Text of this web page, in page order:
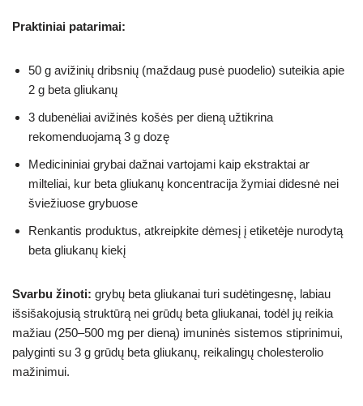
Praktiniai patarimai:
50 g avižinių dribsnių (maždaug pusė puodelio) suteikia apie
2 g beta gliukanų
3 dubenėliai avižinės košės per dieną užtikrina
rekomenduojamą 3 g dozę
Medicininiai grybai dažnai vartojami kaip ekstraktai ar
milteliai, kur beta gliukanų koncentracija žymiai didesnė nei
šviežiuose grybuose
Renkantis produktus, atkreipkite dėmesį į etiketėje nurodytą
beta gliukanų kiekį
Svarbu žinoti: grybų beta gliukanai turi sudėtingesnę, labiau
išsišakojusią struktūrą nei grūdų beta gliukanai, todėl jų reikia
mažiau (250–500 mg per dieną) imuninės sistemos stiprinimui,
palyginti su 3 g grūdų beta gliukanų, reikalingų cholesterolio
mažinimui.